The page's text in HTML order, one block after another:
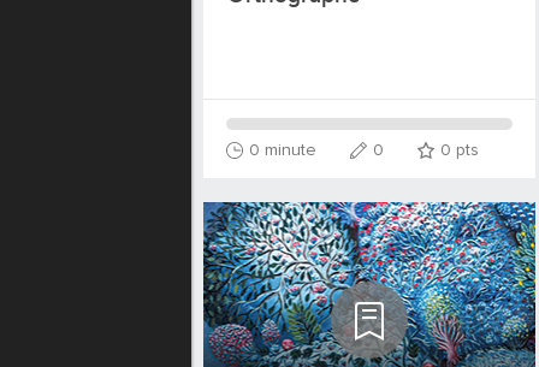
0 minute 0 0 pts